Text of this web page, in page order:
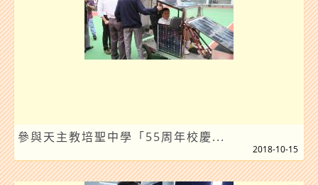
參與天主教培聖中學「55周年校慶...
2018-10-15